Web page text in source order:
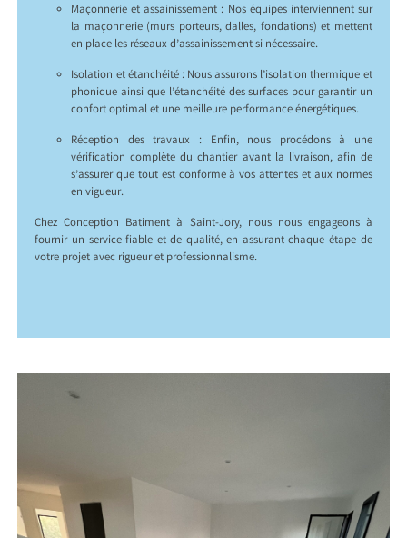
Maçonnerie et assainissement : Nos équipes interviennent sur
la maçonnerie (murs porteurs, dalles, fondations) et mettent
en place les réseaux d’assainissement si nécessaire.
Isolation et étanchéité : Nous assurons l’isolation thermique et
phonique ainsi que l’étanchéité des surfaces pour garantir un
confort optimal et une meilleure performance énergétiques.
Réception des travaux : Enfin, nous procédons à une
vérification complète du chantier avant la livraison, afin de
s’assurer que tout est conforme à vos attentes et aux normes
en vigueur.
Chez Conception Batiment à Saint-Jory, nous nous engageons à
fournir un service fiable et de qualité, en assurant chaque étape de
votre projet avec rigueur et professionnalisme.